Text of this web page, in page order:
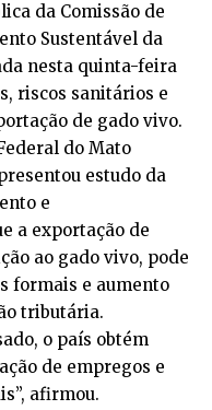
da Comissão de
Sustentável da
nesta quinta-feira
riscos sanitários e
de gado vivo.
do Mato
estudo da
e
a exportação de
ao gado vivo, pode
formais e aumento
tributária.
o país obtém
de empregos e
afirmou.